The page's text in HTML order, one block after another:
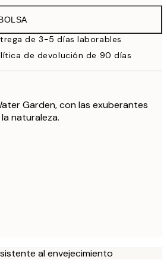
32,45 €
de 3-5 días laborables
de devolución de 90 días
Garden, con las exuberantes
naturaleza.
al envejecimiento